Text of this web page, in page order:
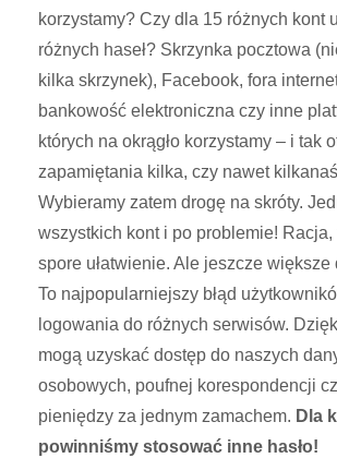
korzystamy? Czy dla 15 różnych kont
różnych haseł? Skrzynka pocztowa
kilka skrzynek), Facebook, fora
bankowość elektroniczna czy inne
których na okrągło korzystamy – i tak
zapamiętania kilka, czy nawet
Wybieramy zatem drogę na skróty.
wszystkich kont i po problemie! Racja,
spore ułatwienie. Ale jeszcze większe
To najpopularniejszy błąd
logowania do różnych serwisów.
mogą uzyskać dostęp do naszych
osobowych, poufnej korespondencji
pieniędzy za jednym zamachem. Dla
powinniśmy stosować inne hasło!